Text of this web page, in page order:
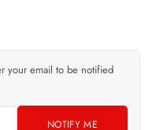
your email to be notified
NOTIFY ME